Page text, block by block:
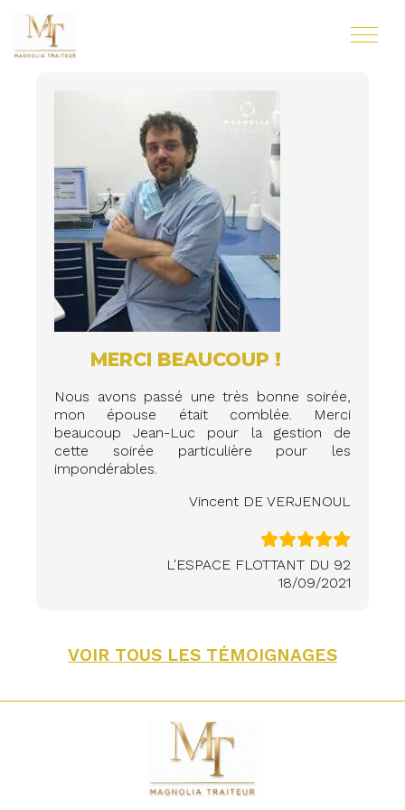
MERCI BEAUCOUP !
Nous avons passé une très bonne soirée,
mon épouse était comblée. Merci
beaucoup Jean-Luc pour la gestion de
cette soirée particulière pour les
impondérables.
Vincent DE VERJENOUL
L'ESPACE FLOTTANT DU 92
18/09/2021
VOIR TOUS LES TÉMOIGNAGES